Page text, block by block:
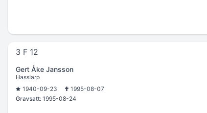
3 F 12
Gert Åke Jansson
Hasslarp
1940-09-23
1995-08-07
Gravsatt: 1995-08-24